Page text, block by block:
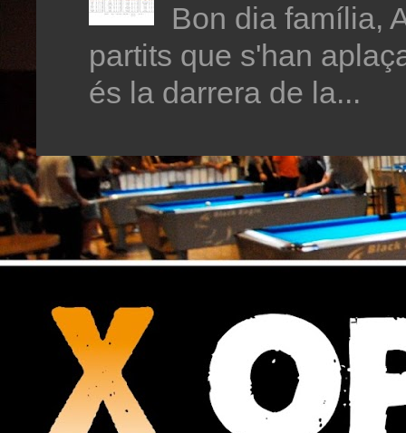
Bon dia família,
partits que s'han
és la darrera de la...